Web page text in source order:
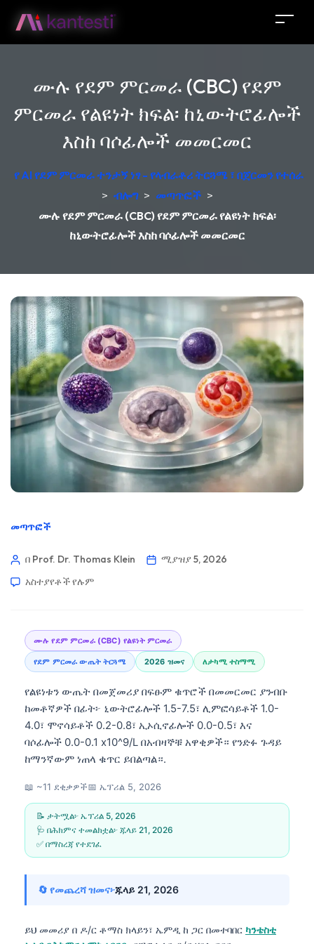
ሙሉ የደም ምርመራ (CBC) የደም
ምርመራ የልዩነት ክፍል፡ ከኒውትሮፊሎች
እስከ ባሶፊሎች መመርመር
የ AI የደም ምርመራ ተንታኝ ነፃ - የላብራቶሪ ትርጓሜ ፣ በጀርመን የተሰራ
> ብሎግ > መጣጥፎች >
ሙሉ የደም ምርመራ (CBC) የደም ምርመራ የልዩነት ክፍል፡
ከኒውትሮፊሎች እስከ ባሶፊሎች መመርመር
መጣጥፎች
በ Prof. Dr. Thomas Klein
ሚያዝያ 5, 2026
አስተያየቶች የሉም
ሙሉ የደም ምርመራ (CBC) የልዩነት ምርመራ
የደም ምርመራ ውጤት ትርጓሜ 2026 ዝመና ለታካሚ ተስማሚ
የልዩነቱን ውጤት በመጀመሪያ በፍፁም ቁጥሮች በመመርመር ያንብቡ
ከመቶኛዎች በፊት፦ ኒውትሮፊሎች 1.5-7.5፣ ሊምፎሳይቶች 1.0-
4.0፣ ሞኖሳይቶች 0.2-0.8፣ ኢኦሲኖፊሎች 0.0-0.5፣ እና
ባሶፊሎች 0.0-0.1 x10^9/L በአብዛኞቹ አዋቂዎች። የንድፉ ጉዳይ
ከማንኛውም ነጠላ ቁጥር ይበልጣል።.
📖 ~11 ደቂቃዎች📅 ኤፕሪል 5, 2026
📝 ታትሟል፦ ኤፕሪል 5, 2026
🩺 በሕክምና ተመልክቷል፦ ጁላይ 21, 2026
✅ በማስረጃ የተደገፈ
🔄 የመጨረሻ ዝመና፦ጁላይ 21, 2026
ይህ መመሪያ በ ዶ/ር ቶማስ ክላይን፣ ኤምዲ ከ ጋር በመተባበር ካንቴስቲ